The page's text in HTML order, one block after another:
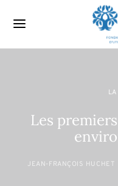
Les
JEAN-FRANÇOIS HUCHET